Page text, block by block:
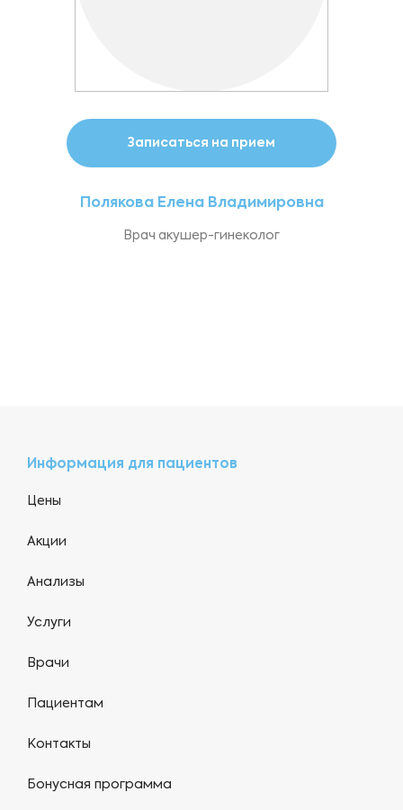
Записаться на прием
Полякова Елена Владимировна
Врач акушер-гинеколог
Информация для пациентов
Цены
Акции
Анализы
Услуги
Врачи
Пациентам
Контакты
Бонусная программа